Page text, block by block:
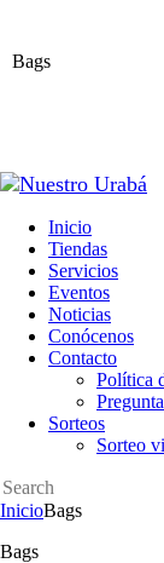
Bags
Inicio
Tiendas
Servicios
Eventos
Noticias
Conócenos
Contacto
Política
Sorteos
Sorteo
InicioBags
Bags